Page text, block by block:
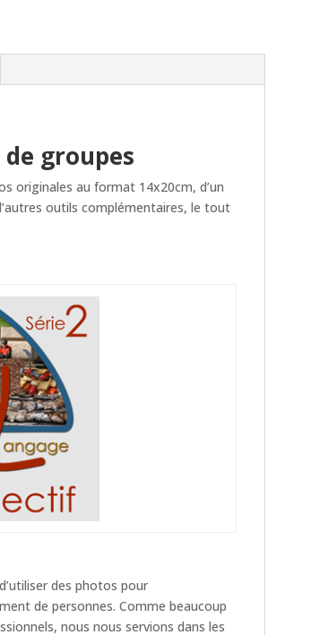
groupes
originales au format 14x20cm, d’un
outils complémentaires, le tout
des photos pour
de personnes. Comme beaucoup
nous nous servions dans les